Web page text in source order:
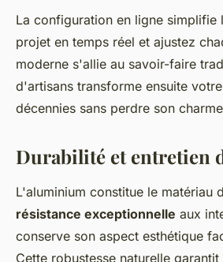
La configuration en ligne simplifie
projet en temps réel et ajustez
moderne s'allie au savoir-faire
d'artisans transforme ensuite
décennies sans perdre son
Durabilité et entretien
L'aluminium constitue le matériau
résistance exceptionnelle aux
conserve son aspect esthétique
Cette robustesse naturelle